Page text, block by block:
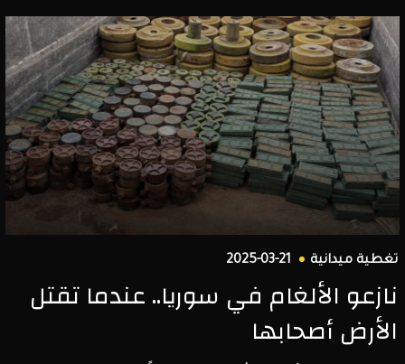
تغطية ميدانية 2025-03-21
نازعو الألغام في سوريا.. عندما تقتل
الأرض أصحابها